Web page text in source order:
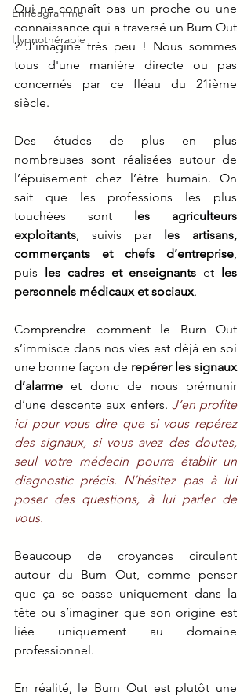
Ennéagramme
Hypnothérapie
Qui ne connaît pas un proche ou une
connaissance qui a traversé un Burn Out
? J’imagine très peu ! Nous sommes
tous d'une manière directe ou pas
concernés par ce fléau du 21ième
siècle.
Des études de plus en plus
nombreuses sont réalisées autour de
l’épuisement chez l’être humain. On
sait que les professions les plus
touchées sont les agriculteurs
exploitants, suivis par les artisans,
commerçants et chefs d’entreprise,
puis les cadres et enseignants et les
personnels médicaux et sociaux.
Comprendre comment le Burn Out
s’immisce dans nos vies est déjà en soi
une bonne façon de repérer les signaux
d’alarme et donc de nous prémunir
d’une descente aux enfers. J’en profite
ici pour vous dire que si vous repérez
des signaux, si vous avez des doutes,
seul votre médecin pourra établir un
diagnostic précis. N’hésitez pas à lui
poser des questions, à lui parler de
vous.
Beaucoup de croyances circulent
autour du Burn Out, comme penser
que ça se passe uniquement dans la
tête ou s’imaginer que son origine est
liée uniquement au domaine
professionnel.
En réalité, le Burn Out est plutôt une